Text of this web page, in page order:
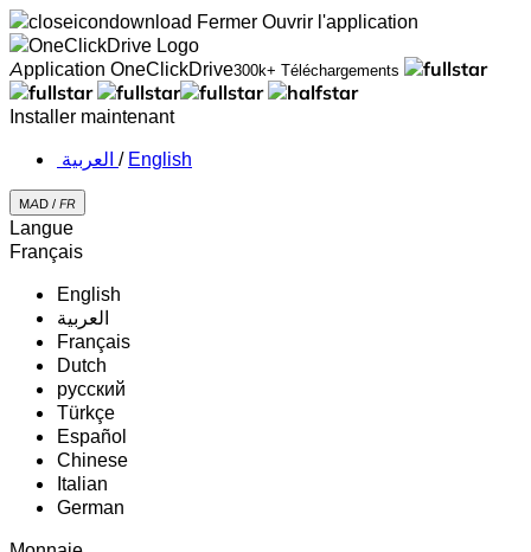
Fermer Ouvrir l'application
Application OneClickDrive300k+ Téléchargements
Installer maintenant
‏العربية ‏ / English
MAD / FR
Langue
Français
English
‏العربية‏
Français
Dutch
русский
Türkçe
Español
Chinese
Italian
German